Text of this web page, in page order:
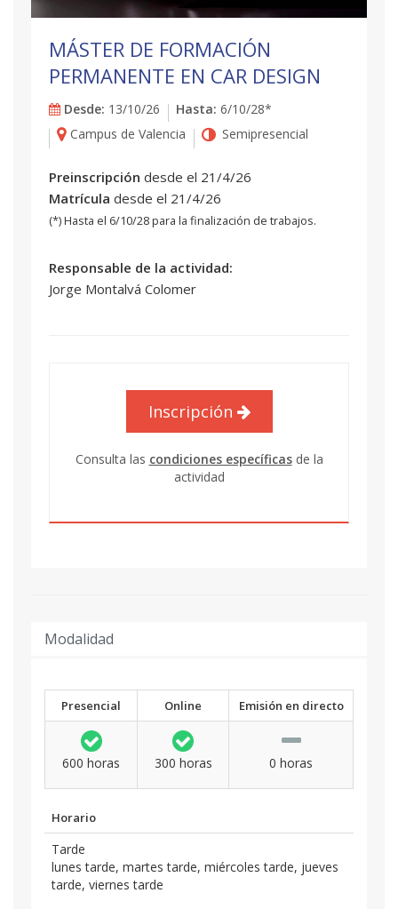
MÁSTER DE FORMACIÓN
PERMANENTE EN CAR DESIGN
Desde: 13/10/26 Hasta: 6/10/28*
Campus de Valencia
Semipresencial
Preinscripción desde el 21/4/26
Matrícula desde el 21/4/26
(*) Hasta el 6/10/28 para la finalización de trabajos.
Responsable de la actividad:
Jorge Montalvá Colomer
Inscripción
Consulta las condiciones específicasde la
actividad
Modalidad
Presencial Online Emisión en directo
600 horas 300 horas 0 horas
Horario
Tarde
lunes tarde, martes tarde, miércoles tarde, jueves
tarde, viernes tarde